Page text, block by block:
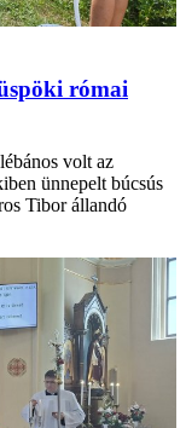
római
volt az
ünnepelt búcsús
Tibor állandó